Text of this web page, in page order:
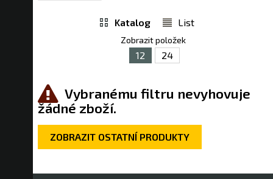
Katalog List
Zobrazit položek
12 24
Vybranému filtru nevyhovuje
žádné zboží.
ZOBRAZIT OSTATNÍ PRODUKTY